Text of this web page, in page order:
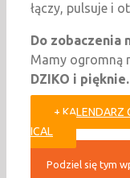
łączy, pulsuje i
Do zobaczenia
Mamy ogromną
DZIKO i pięknie.
+ KALENDARZ
ICAL
Podziel się tym